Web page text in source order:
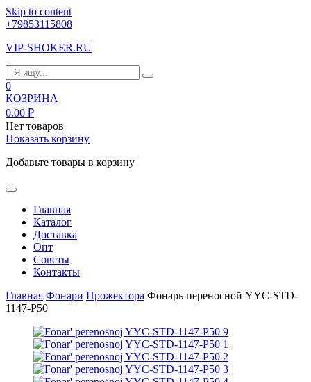
Skip to content
+79853115808
VIP-SHOKER.RU
0
КОЗРИНА
0.00 ₽
Нет товаров
Показать корзину
Добавьте товары в корзину
Главная
Каталог
Доставка
Опт
Советы
Контакты
Главная Фонари Прожектора Фонарь переносной YYC-STD-
1147-P50